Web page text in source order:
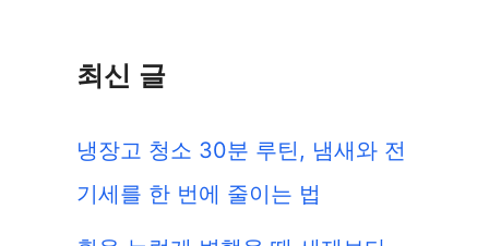
최신 글
냉장고 청소 30분 루틴, 냄새와 전
기세를 한 번에 줄이는 법